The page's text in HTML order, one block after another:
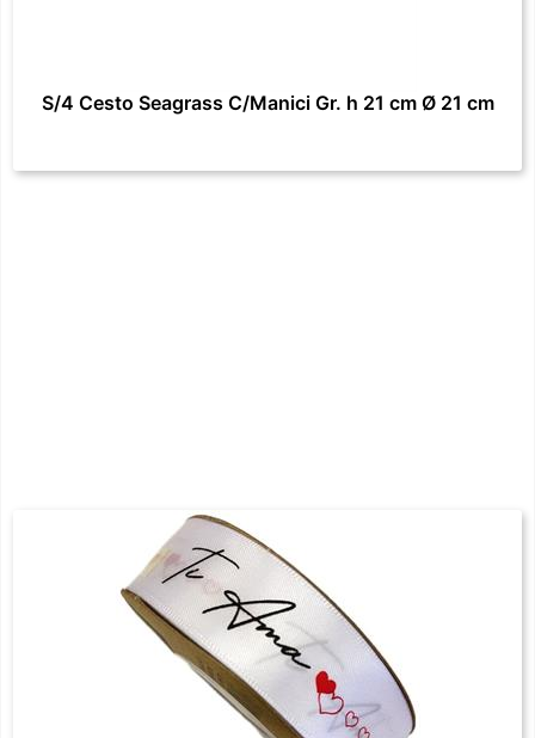
S/4 Cesto Seagrass C/Manici Gr. h 21 cm Ø 21 cm